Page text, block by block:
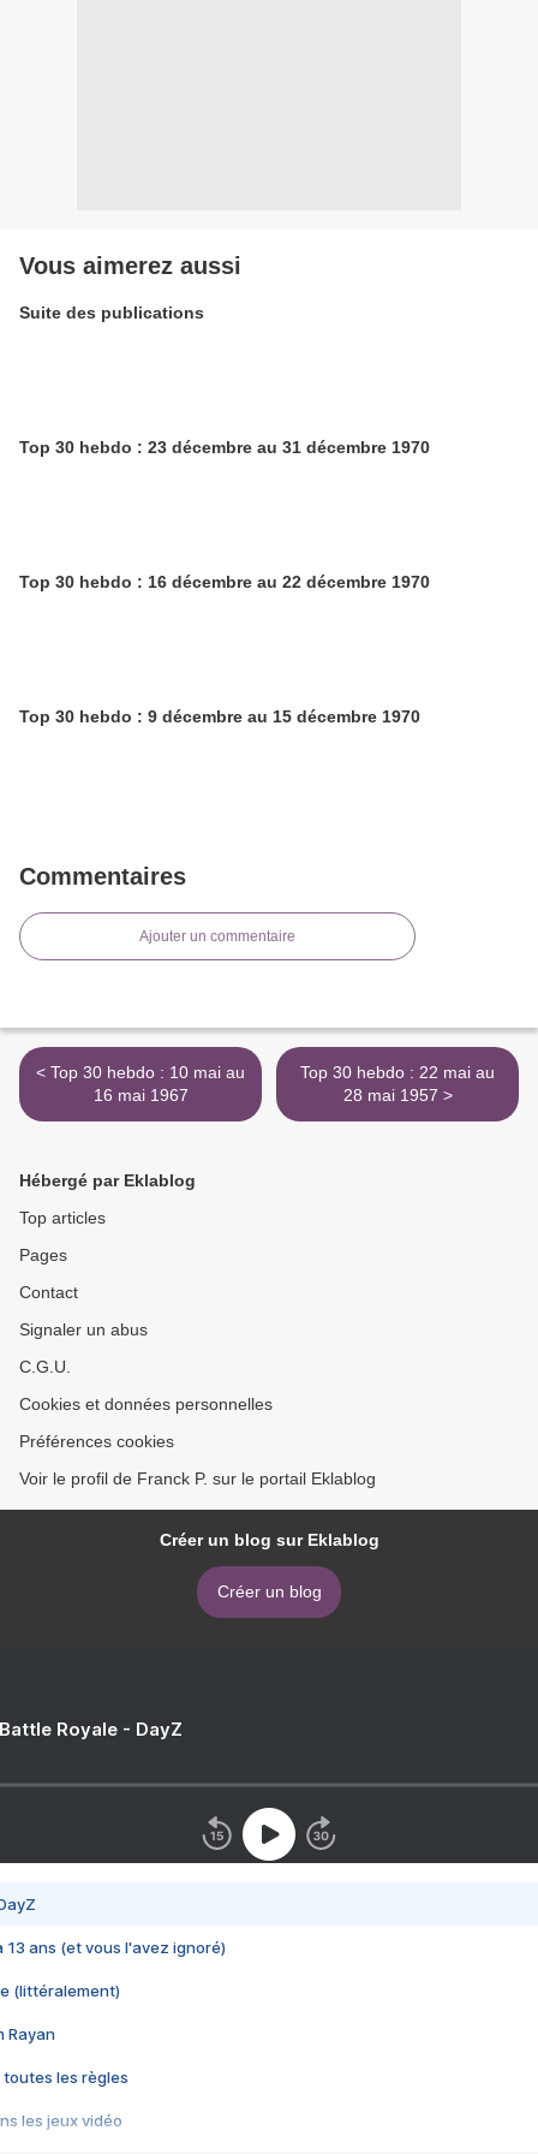
Vous aimerez aussi
Suite des publications
Top 30 hebdo : 23 décembre au 31 décembre 1970
Top 30 hebdo : 16 décembre au 22 décembre 1970
Top 30 hebdo : 9 décembre au 15 décembre 1970
Commentaires
Ajouter un commentaire
< Top 30 hebdo : 10 mai au
16 mai 1967
Top 30 hebdo : 22 mai au
28 mai 1957 >
Hébergé par Eklablog
Top articles
Pages
Contact
Signaler un abus
C.G.U.
Cookies et données personnelles
Préférences cookies
Voir le profil de Franck P. sur le portail Eklablog
Créer un blog sur Eklablog
Créer un blog
Royale - DayZ
13 ans (et vous l'avez ignoré)
(littéralement)
Rayan
toutes les règles
les jeux vidéo